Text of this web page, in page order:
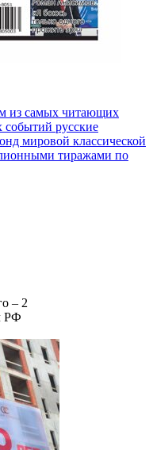
из самых читающих
событий русские
мировой классической
тиражами по
– 2
РФ